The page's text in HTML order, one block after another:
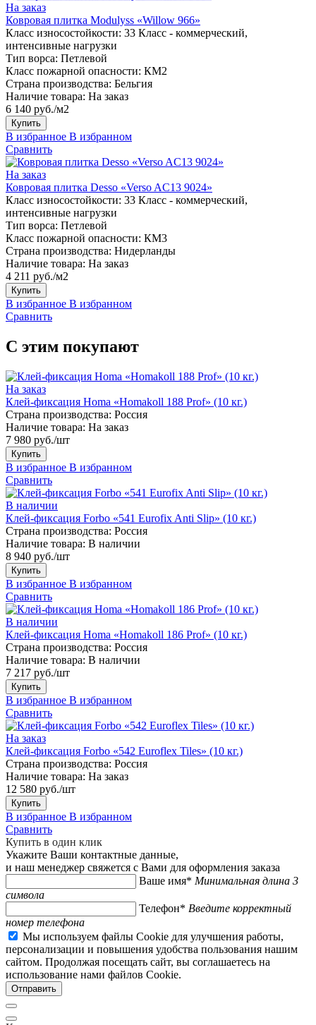
На заказ
Ковровая плитка Modulyss «Willow 966»
Класс износостойкости: 33 Класс - коммерческий,
интенсивные нагрузки
Тип ворса: Петлевой
Класс пожарной опасности: КМ2
Страна производства: Бельгия
Наличие товара: На заказ
6 140 руб./м2
Купить
В избранное В избранном
Сравнить
На заказ
Ковровая плитка Desso «Verso AC13 9024»
Класс износостойкости: 33 Класс - коммерческий,
интенсивные нагрузки
Тип ворса: Петлевой
Класс пожарной опасности: КМ3
Страна производства: Нидерланды
Наличие товара: На заказ
4 211 руб./м2
Купить
В избранное В избранном
Сравнить
С этим покупают
На заказ
Клей-фиксация Homa «Homakoll 188 Prof» (10 кг.)
Страна производства: Россия
Наличие товара: На заказ
7 980 руб./шт
Купить
В избранное В избранном
Сравнить
В наличии
Клей-фиксация Forbo «541 Eurofix Anti Slip» (10 кг.)
Страна производства: Россия
Наличие товара: В наличии
8 940 руб./шт
Купить
В избранное В избранном
Сравнить
В наличии
Клей-фиксация Homa «Homakoll 186 Prof» (10 кг.)
Страна производства: Россия
Наличие товара: В наличии
7 217 руб./шт
Купить
В избранное В избранном
Сравнить
На заказ
Клей-фиксация Forbo «542 Euroflex Tiles» (10 кг.)
Страна производства: Россия
Наличие товара: На заказ
12 580 руб./шт
Купить
В избранное В избранном
Сравнить
Купить в один клик
Укажите Ваши контактные данные,
и наш менеджер свяжется с Вами для оформления заказа
Ваше имя* Минимальная длина 3
символа
Телефон* Введите корректный
номер телефона
Мы используем файлы Cookie для улучшения работы,
персонализации и повышения удобства пользования нашим
сайтом. Продолжая посещать сайт, вы соглашаетесь на
использование нами файлов Cookie.